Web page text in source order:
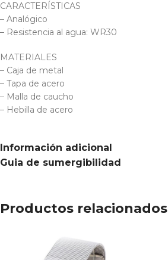
CARACTERÍSTICAS
– Analógico
– Resistencia al agua: WR30
MATERIALES
– Caja de metal
– Tapa de acero
– Malla de caucho
– Hebilla de acero
Información adicional
Guia de sumergibilidad
Productos relacionados